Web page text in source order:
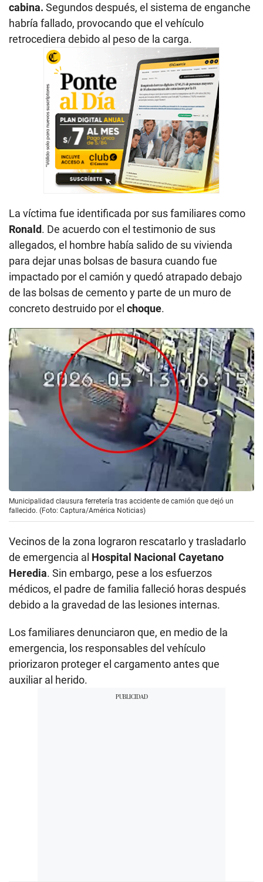
cabina. Segundos después, el sistema de enganche
habría fallado, provocando que el vehículo
retrocediera debido al peso de la carga.
La víctima fue identificada por sus familiares como
Ronald. De acuerdo con el testimonio de sus
allegados, el hombre había salido de su vivienda
para dejar unas bolsas de basura cuando fue
impactado por el camión y quedó atrapado debajo
de las bolsas de cemento y parte de un muro de
concreto destruido por el choque.
Municipalidad clausura ferretería tras accidente de camión que dejó un
fallecido. (Foto: Captura/América Noticias)
Vecinos de la zona lograron rescatarlo y trasladarlo
de emergencia al Hospital Nacional Cayetano
Heredia. Sin embargo, pese a los esfuerzos
médicos, el padre de familia falleció horas después
debido a la gravedad de las lesiones internas.
Los familiares denunciaron que, en medio de la
emergencia, los responsables del vehículo
priorizaron proteger el cargamento antes que
auxiliar al herido.